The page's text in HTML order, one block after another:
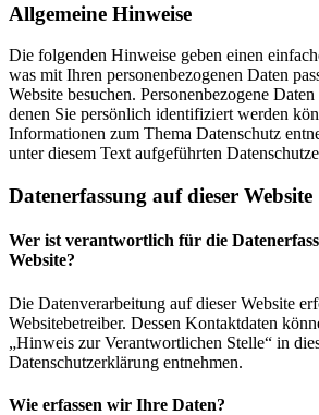
Allgemeine Hinweise
Die folgenden Hinweise geben einen
was mit Ihren personenbezogenen Daten
Website besuchen. Personenbezogene
denen Sie persönlich identifiziert werden
Informationen zum Thema Datenschutz
unter diesem Text aufgeführten
Datenerfassung auf dieser Website
Wer ist verantwortlich für die
Website?
Die Datenverarbeitung auf dieser Website
Websitebetreiber. Dessen Kontaktdaten
„Hinweis zur Verantwortlichen Stelle“ in
Datenschutzerklärung entnehmen.
Wie erfassen wir Ihre Daten?